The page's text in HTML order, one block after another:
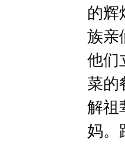
的辉
族亲
他们
菜的
解祖
妈。